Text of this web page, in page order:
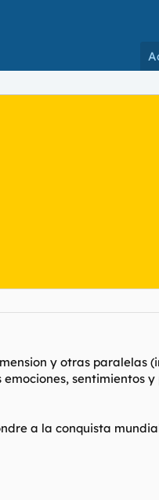
y otras paralelas
sentimientos
a la conquista